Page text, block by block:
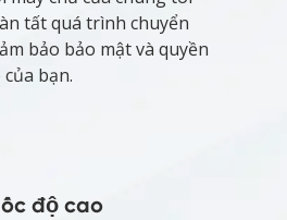
tất quá trình chuyển
bảo bảo mật và quyền
bạn.
độ cao